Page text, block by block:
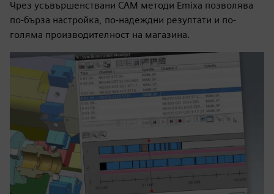
Чрез усъвършенствани CAM методи Emixa позволява
по-бърза настройка, по-надеждни резултати и по-
голяма производителност на магазина.